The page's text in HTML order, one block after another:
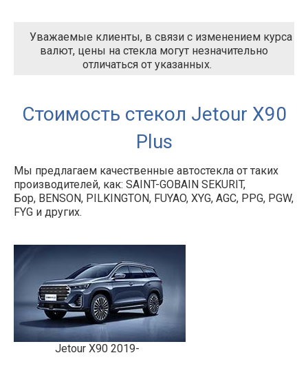
Уважаемые клиенты, в связи с изменением курса
валют, цены на стекла могут незначительно
отличаться от указанных.
Стоимость стекол Jetour X90
Plus
Мы предлагаем качественные автостекла от таких
производителей, как: SAINT-GOBAIN SEKURIT,
Бор, BENSON, PILKINGTON, FUYAO, XYG, AGC, PPG, PGW,
FYG и других.
Jetour X90 2019-